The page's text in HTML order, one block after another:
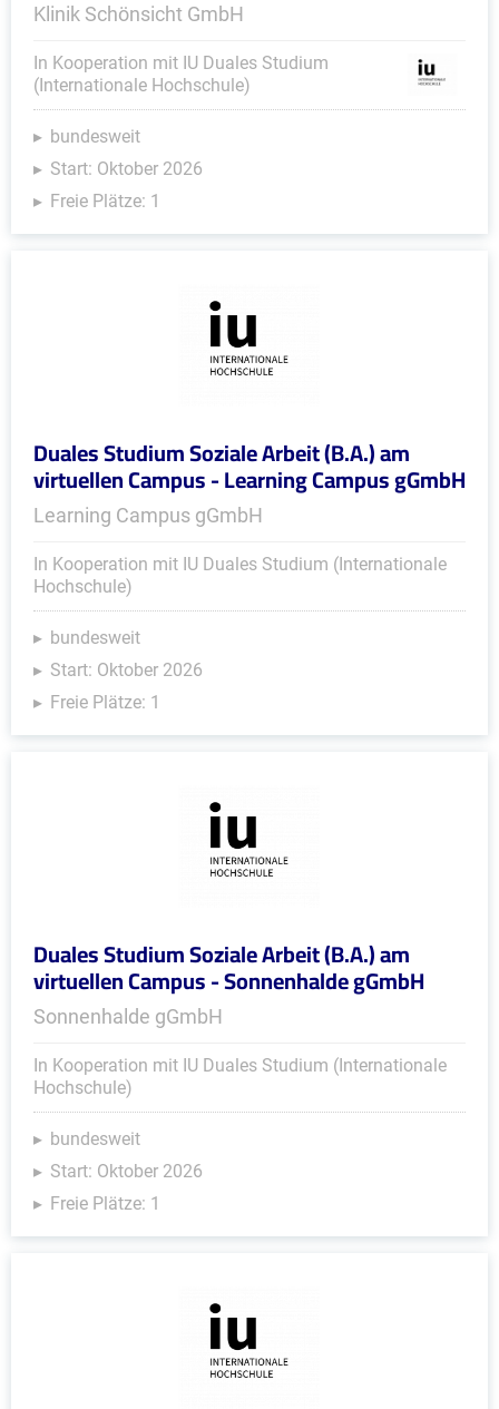
Klinik Schönsicht GmbH
In Kooperation mit IU Duales Studium
(Internationale Hochschule)
bundesweit
Start: Oktober 2026
Freie Plätze: 1
Duales Studium Soziale Arbeit (B.A.) am
virtuellen Campus - Learning Campus gGmbH
Learning Campus gGmbH
In Kooperation mit IU Duales Studium (Internationale
Hochschule)
bundesweit
Start: Oktober 2026
Freie Plätze: 1
Duales Studium Soziale Arbeit (B.A.) am
virtuellen Campus - Sonnenhalde gGmbH
Sonnenhalde gGmbH
In Kooperation mit IU Duales Studium (Internationale
Hochschule)
bundesweit
Start: Oktober 2026
Freie Plätze: 1